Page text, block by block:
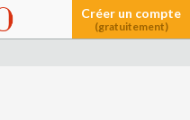
Créer un compte
(gratuitement)